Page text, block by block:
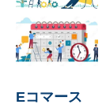
Eコマース